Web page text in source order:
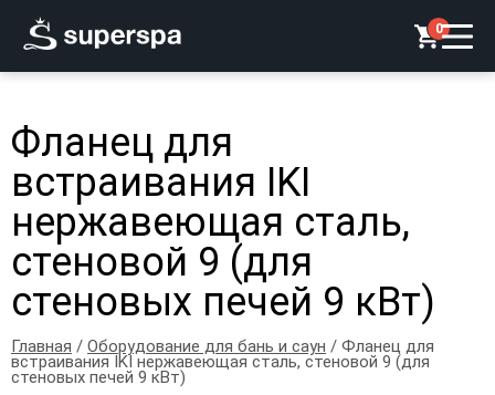
0
Фланец для
встраивания IKI
нержавеющая сталь,
стеновой 9 (для
стеновых печей 9 кВт)
Главная / Оборудование для бань и саун / Фланец для
встраивания IKI нержавеющая сталь, стеновой 9 (для
стеновых печей 9 кВт)